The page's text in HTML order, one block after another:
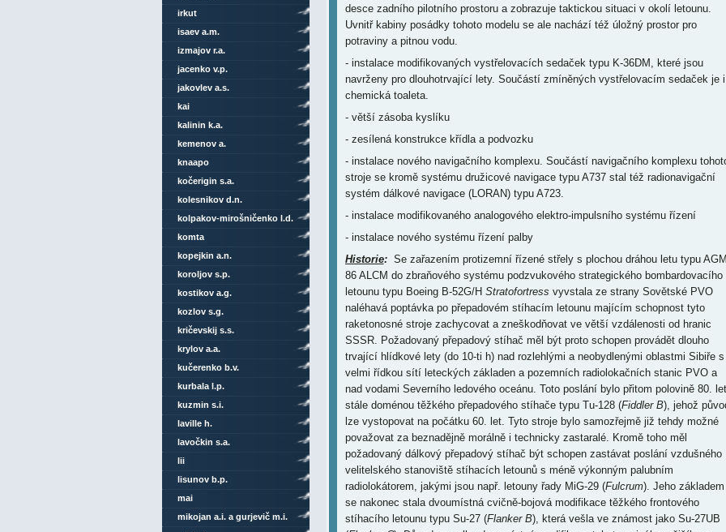
desce zadního pilotního prostoru a zobrazuje taktickou situaci v okolí letounu.
Uvnitř kabiny posádky tohoto modelu se ale nachází též úložný prostor pro
potraviny a pitnou vodu.
- instalace modifikovaných vystřelovacích sedaček typu K-36DM, které jsou
navrženy pro dlouhotrvající lety. Součástí zmíněných vystřelovacím sedaček je i
chemická toaleta.
- větší zásoba kyslíku
- zesílená konstrukce křídla a podvozku
- instalace nového navigačního komplexu. Součástí navigačního komplexu
stroje se kromě systému družicové navigace typu A737 stal též radionavigační
systém dálkové navigace (LORAN) typu A723.
- instalace modifikovaného analogového elektro-impulsního systému řízení
- instalace nového systému řízení palby
Historie:Se zařazením protizemní řízené střely s plochou dráhou letu typu
86 ALCM do zbraňového systému podzvukového strategického bombardovacího
letounu typu Boeing B-52G/H Stratofortress vyvstala ze strany Sovětské PVO
naléhavá poptávka po přepadovém stíhacím letounu majícím schopnost tyto
raketonosné stroje zachycovat a zneškodňovat ve větší vzdálenosti od hranic
SSSR. Požadovaný přepadový stíhač měl být proto schopen provádět dlouho
trvající hlídkové lety (do 10-ti h) nad rozlehlými a neobydlenými oblastmi Sibiře s
velmi řídkou sítí leteckých základen a pozemních radiolokačních stanic PVO a
nad vodami Severního ledového oceánu. Toto poslání bylo přitom polovině 80. let
stále doménou těžkého přepadového stíhače typu Tu-128 (Fiddler B), jehož
lze vystopovat na počátku 60. let. Tyto stroje bylo samozřejmě již tehdy možné
považovat za beznadějně morálně i technicky zastaralé. Kromě toho měl
požadovaný dálkový přepadový stíhač být schopen zastávat poslání vzdušného
velitelského stanoviště stíhacích letounů s méně výkonným palubním
radiolokátorem, jakými jsou např. letouny řady MiG-29 (Fulcrum). Jeho základem
se nakonec stala dvoumístná cvičně-bojová modifikace těžkého frontového
stíhacího letounu typu Su-27 (Flanker B), která vešla ve známost jako Su-27UB
irkut
isaev a.m.
izmajov r.a.
jacenko v.p.
jakovlev a.s.
kai
kalinin k.a.
kemenov a.
knaapo
kočerigin s.a.
kolesnikov d.n.
kolpakov-mirošničenko l.d.
komta
kopejkin a.n.
koroljov s.p.
kostikov a.g.
kozlov s.g.
kričevskij s.s.
krylov a.a.
kučerenko b.v.
kurbala l.p.
kuzmin s.i.
laville h.
lavočkin s.a.
lii
lisunov b.p.
mai
mikojan a.i. a gurjevič m.i.